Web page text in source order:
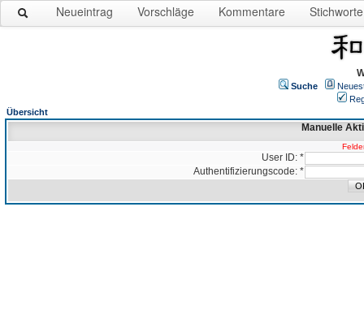
Neueintrag Vorschläge Kommentare Stichworte
Suche
Übersicht
Manuelle
User ID: *
Authentifizierungscode: *